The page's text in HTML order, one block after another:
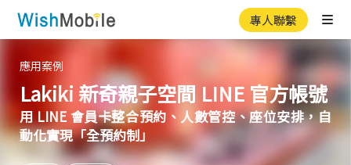
專人聯繫
應用案例
Lakiki 新奇親子空間 LINE 官方帳號
用 LINE 會員卡整合預約、人數管控、座位安排，自
動化實現「全預約制」